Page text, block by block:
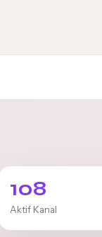
108
Aktif Kanal